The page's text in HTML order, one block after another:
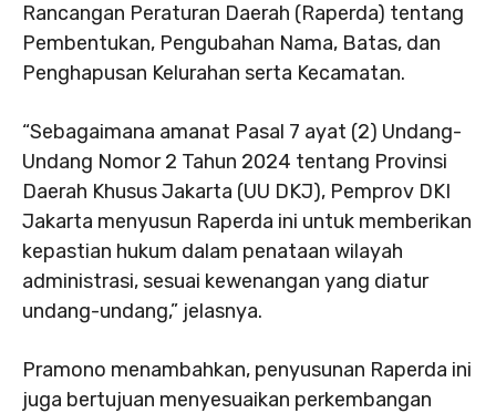
Rancangan Peraturan Daerah (Raperda) tentang
Pembentukan, Pengubahan Nama, Batas, dan
Penghapusan Kelurahan serta Kecamatan.
“Sebagaimana amanat Pasal 7 ayat (2) Undang-
Undang Nomor 2 Tahun 2024 tentang Provinsi
Daerah Khusus Jakarta (UU DKJ), Pemprov DKI
Jakarta menyusun Raperda ini untuk memberikan
kepastian hukum dalam penataan wilayah
administrasi, sesuai kewenangan yang diatur
undang-undang,” jelasnya.
Pramono menambahkan, penyusunan Raperda ini
juga bertujuan menyesuaikan perkembangan